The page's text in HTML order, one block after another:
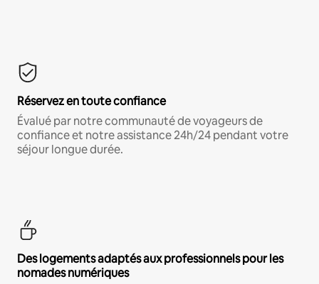
Réservez en toute confiance
Évalué par notre communauté de voyageurs de
confiance et notre assistance 24h/24 pendant votre
séjour longue durée.
Des logements adaptés aux professionnels pour les
nomades numériques